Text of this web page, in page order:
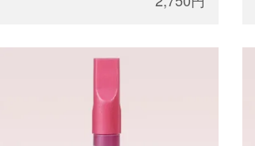
成色素・合成香料フリー